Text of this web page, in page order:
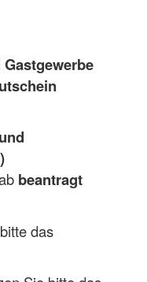
beantragt
das